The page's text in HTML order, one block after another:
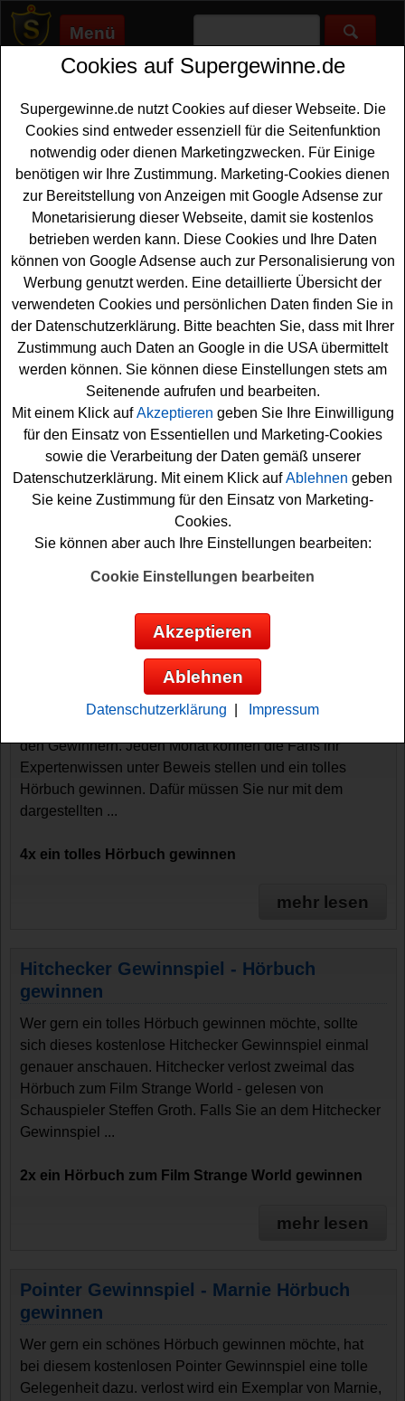
Menü
Supergewinne.de>Gewinnspiele>Hoerbuch
Hörbuch gewinnen - Hörbuch
Gewinnspiel
Aktuelle Hörbuch Gewinnspiele 2026 bei Supergewinne.de
✅ Jetzt kostenlos mitmachen und mit etwas Glück ein
Hörbuch gewinnen. ✅
Anzeige:
Gewinnsumme ▲ ▼ Gewinnanzahl
Die Drei Fragezeichen Gewinnspiel
Ein kostenloses Die Drei Fragezeichen Gewinnspiel -
den Gewinnern. Jeden Monat können die Fans ihr
Expertenwissen unter Beweis stellen und ein tolles
Hörbuch gewinnen. Dafür müssen Sie nur mit dem
dargestellten ...
4x ein tolles Hörbuch gewinnen
mehr lesen
Hitchecker Gewinnspiel - Hörbuch
gewinnen
Wer gern ein tolles Hörbuch gewinnen möchte, sollte
sich dieses kostenlose Hitchecker Gewinnspiel einmal
genauer anschauen. Hitchecker verlost zweimal das
Hörbuch zum Film Strange World - gelesen von
Schauspieler Steffen Groth. Falls Sie an dem Hitchecker
Gewinnspiel ...
2x ein Hörbuch zum Film Strange World gewinnen
mehr lesen
Pointer Gewinnspiel - Marnie Hörbuch
gewinnen
Wer gern ein schönes Hörbuch gewinnen möchte, hat
bei diesem kostenlosen Pointer Gewinnspiel eine tolle
Gelegenheit dazu. verlost wird ein Exemplar von Marnie,
Cookies auf Supergewinne.de
Supergewinne.de nutzt Cookies auf dieser Webseite. Die
Cookies sind entweder essenziell für die Seitenfunktion
notwendig oder dienen Marketingzwecken. Für Einige
benötigen wir Ihre Zustimmung. Marketing-Cookies dienen
zur Bereitstellung von Anzeigen mit Google Adsense zur
Monetarisierung dieser Webseite, damit sie kostenlos
betrieben werden kann. Diese Cookies und Ihre Daten
können von Google Adsense auch zur Personalisierung von
Werbung genutzt werden. Eine detaillierte Übersicht der
verwendeten Cookies und persönlichen Daten finden Sie in
der Datenschutzerklärung. Bitte beachten Sie, dass mit Ihrer
Zustimmung auch Daten an Google in die USA übermittelt
werden können. Sie können diese Einstellungen stets am
Seitenende aufrufen und bearbeiten.
Mit einem Klick aufAkzeptieren geben Sie Ihre Einwilligung
für den Einsatz von Essentiellen und Marketing-Cookies
sowie die Verarbeitung der Daten gemäß unserer
Datenschutzerklärung. Mit einem Klick aufAblehnen geben
Sie keine Zustimmung für den Einsatz von Marketing-
Cookies.
Sie können aber auch Ihre Einstellungen bearbeiten:
Cookie Einstellungen bearbeiten
Akzeptieren
Ablehnen
Datenschutzerklärung Impressum